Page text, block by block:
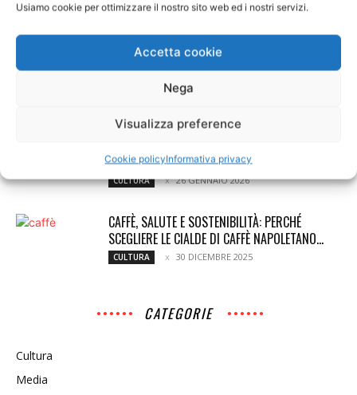
Usiamo cookie per ottimizzare il nostro sito web ed i nostri servizi.
Accetta cookie
Nega
Visualizza preference
Cookie policyInformativa privacy
PRONOSTICI SPORTIVI
TECNOLOGIA 13 FEBBRAIO 2026
COME TRASFORMARE LE TUE FOTO IN
DECORAZIONE PARETI DI GRANDE IMPATTO
ANALOGICO CHE NON PASSA MAI...
CULTURA 26 GENNAIO 2026
CAFFÈ, SALUTE E SOSTENIBILITÀ: PERCHÉ
SCEGLIERE LE CIALDE DI CAFFÈ NAPOLETANO...
CULTURA 30 DICEMBRE 2025
CATEGORIE
Cultura
Media